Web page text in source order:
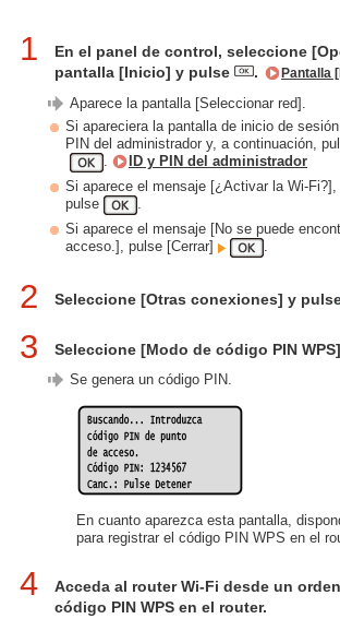
1
En el panel de control, seleccione
pantalla [Inicio] y pulse
. Pantalla
Aparece la pantalla [Seleccionar red].
Si apareciera la pantalla de inicio de
PIN del administrador y, a continuación,
.
ID y PIN del administrador
Si aparece el mensaje [¿Activar la Wi-
pulse
.
Si aparece el mensaje [No se puede
acceso.], pulse [Cerrar]
.
2 Seleccione [Otras conexiones] y
3 Seleccione [Modo de código PIN
Se genera un código PIN.
En cuanto aparezca esta pantalla,
para registrar el código PIN WPS en el
4
Acceda al router Wi-Fi desde un
código PIN WPS en el router.